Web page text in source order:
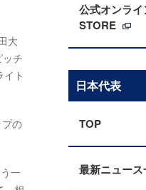
大
チ
ト
の
一
公式オンラ
STORE
日本代表
TOP
最新ニュー